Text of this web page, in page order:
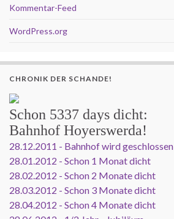
Kommentar-Feed
WordPress.org
CHRONIK DER SCHANDE!
Schon 5337 days dicht:
Bahnhof Hoyerswerda!
28.12.2011 - Bahnhof wird geschlossen
28.01.2012 - Schon 1 Monat dicht
28.02.2012 - Schon 2 Monate dicht
28.03.2012 - Schon 3 Monate dicht
28.04.2012 - Schon 4 Monate dicht